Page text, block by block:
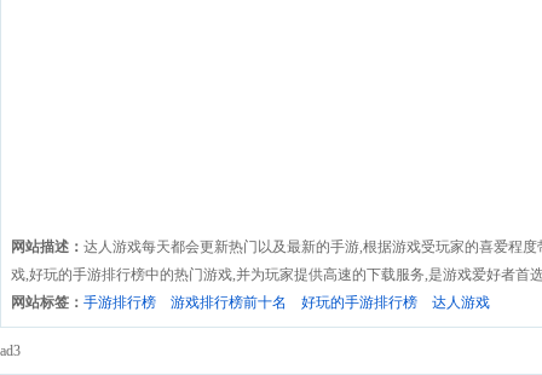
网站描述： 达人游戏每天都会更新热门以及最新的手游,根据游戏受玩家的喜爱程
戏,好玩的手游排行榜中的热门游戏,并为玩家提供高速的下载服务,是游戏爱好者首
网站标签： 手游排行榜 游戏排行榜前十名 好玩的手游排行榜 达人游戏
ad3